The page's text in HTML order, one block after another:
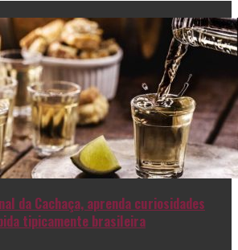
da Cachaça, aprenda curiosidades
tipicamente brasileira